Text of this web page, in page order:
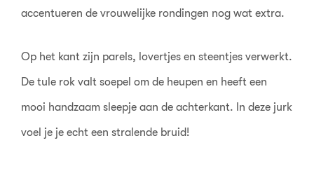
accentueren de vrouwelijke rondingen nog wat extra.
Op het kant zijn parels, lovertjes en steentjes verwerkt.
De tule rok valt soepel om de heupen en heeft een
mooi handzaam sleepje aan de achterkant. In deze jurk
voel je je echt een stralende bruid!